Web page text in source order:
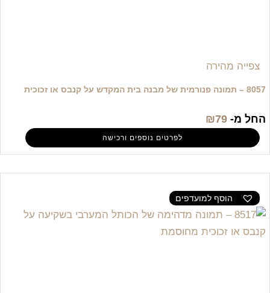
צפייה מהירה
8057 – תמונה פנורמית של מבנה בית המקדש על קנבס או זכוכית
החל מ- ₪79
לפרטים נוספים ורכישה
הוסף למועדפים